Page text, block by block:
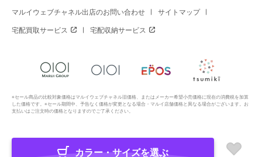
マルイウェブチャネル出店のお問い合わせ サイトマップ
宅配買取サービス 宅配収納サービス
※セール商品の比較対象価格はマルイウェブチャネル旧価格、またはメーカー希望小売価格に現在の消費税を加算
した価格です。※セール期間中、予告なく価格が変更となる場合・マルイ店舗価格と異なる場合がございます。お
支払いはご注文時の価格となりますのでご了承ください。
Copyright All Rights Reserved. MARUI Co., Ltd
カラー・サイズを選ぶ